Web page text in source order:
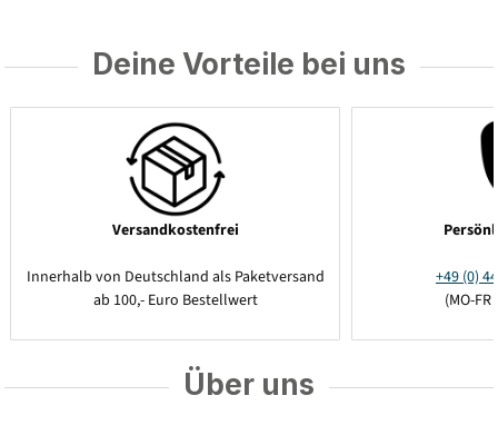
Deine Vorteile bei uns
Versandkostenfrei
Innerhalb von Deutschland als Paketversand
ab 100,- Euro Bestellwert
+49 (0)
(MO-
Über uns